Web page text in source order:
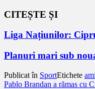
CITEȘTE ȘI
Liga Națiunilor:
Planuri mari sub
Publicat în SportEtichete
Navigare
Pablo Brandan a rămas cu